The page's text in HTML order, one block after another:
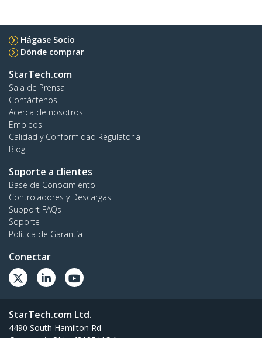
Hágase Socio
Dónde comprar
StarTech.com
Sala de Prensa
Contáctenos
Acerca de nosotros
Empleos
Calidad y Conformidad Regulatoria
Blog
Soporte a clientes
Base de Conocimiento
Controladores y Descargas
Support FAQs
Soporte
Política de Garantía
Conectar
StarTech.com Ltd.
4490 South Hamilton Rd